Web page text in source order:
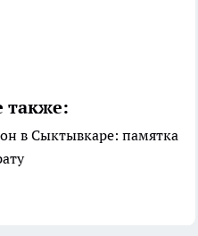
также:
в Сыктывкаре: памятка